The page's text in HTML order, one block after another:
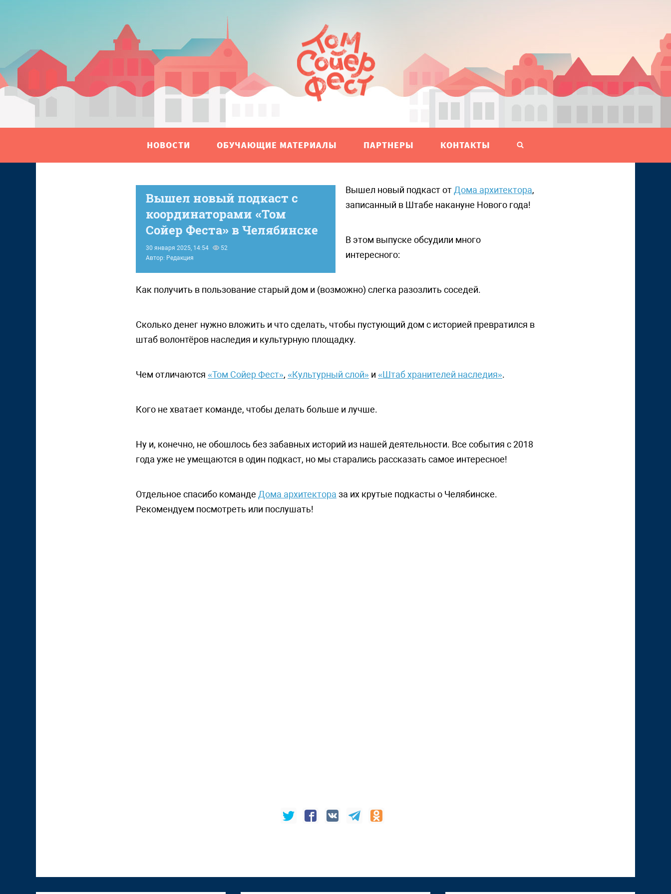
НОВОСТИ ОБУЧАЮЩИЕ МАТЕРИАЛЫ ПАРТНЕРЫ КОНТАКТЫ
Вышел новый подкаст с
координаторами «Том
Сойер Феста» в Челябинске
30 января 2025, 14:54
52
Автор: Редакция
Вышел новый подкаст от Дома архитектора,
записанный в Штабе накануне Нового года!
В этом выпуске обсудили много
интересного:
Как получить в пользование старый дом и (возможно) слегка разозлить соседей.
Сколько денег нужно вложить и что сделать, чтобы пустующий дом с историей превратился в
штаб волонтёров наследия и культурную площадку.
Чем отличаются «Том Сойер Фест», «Культурный слой» и «Штаб хранителей наследия».
Кого не хватает команде, чтобы делать больше и лучше.
Ну и, конечно, не обошлось без забавных историй из нашей деятельности. Все события с 2018
года уже не умещаются в один подкаст, но мы старались рассказать самое интересное!
Отдельное спасибо команде Дома архитектора за их крутые подкасты о Челябинске.
Рекомендуем посмотреть или послушать!